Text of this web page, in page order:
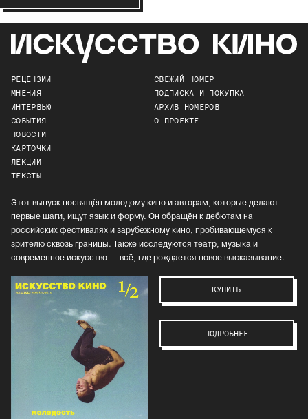
РЕЦЕНЗИИ
МНЕНИЯ
ИНТЕРВЬЮ
СОБЫТИЯ
НОВОСТИ
КАРТОЧКИ
ЛЕКЦИИ
ТЕКСТЫ
СВЕЖИЙ НОМЕР
ПОДПИСКА И ПОКУПКА
АРХИВ НОМЕРОВ
О ПРОЕКТЕ
Этот выпуск посвящён молодому кино и авторам, которые делают
первые шаги, ищут язык и форму. Он обращён к дебютам на
российских фестивалях и зарубежному кино, пробивающемуся к
зрителю сквозь границы. Также исследуются театр, музыка и
современное искусство — всё, где рождается новое высказывание.
КУПИТЬ
ПОДРОБНЕЕ